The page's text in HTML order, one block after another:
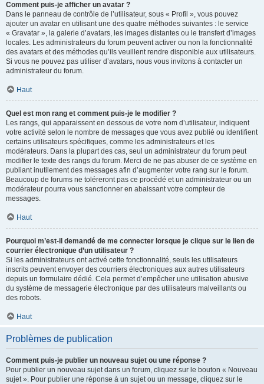
Comment puis-je afficher un avatar ?
Dans le panneau de contrôle de l’utilisateur, sous « Profil », vous pouvez
ajouter un avatar en utilisant une des quatre méthodes suivantes : le service
« Gravatar », la galerie d’avatars, les images distantes ou le transfert d’images
locales. Les administrateurs du forum peuvent activer ou non la fonctionnalité
des avatars et des méthodes qu’ils veuillent rendre disponible aux utilisateurs.
Si vous ne pouvez pas utiliser d’avatars, nous vous invitons à contacter un
administrateur du forum.
Haut
Quel est mon rang et comment puis-je le modifier ?
Les rangs, qui apparaissent en dessous de votre nom d’utilisateur, indiquent
votre activité selon le nombre de messages que vous avez publié ou identifient
certains utilisateurs spécifiques, comme les administrateurs et les
modérateurs. Dans la plupart des cas, seul un administrateur du forum peut
modifier le texte des rangs du forum. Merci de ne pas abuser de ce système en
publiant inutilement des messages afin d’augmenter votre rang sur le forum.
Beaucoup de forums ne toléreront pas ce procédé et un administrateur ou un
modérateur pourra vous sanctionner en abaissant votre compteur de
messages.
Haut
Pourquoi m’est-il demandé de me connecter lorsque je clique sur le lien de
courrier électronique d’un utilisateur ?
Si les administrateurs ont activé cette fonctionnalité, seuls les utilisateurs
inscrits peuvent envoyer des courriers électroniques aux autres utilisateurs
depuis un formulaire dédié. Cela permet d’empêcher une utilisation abusive
du système de messagerie électronique par des utilisateurs malveillants ou
des robots.
Haut
Problèmes de publication
Comment puis-je publier un nouveau sujet ou une réponse ?
Pour publier un nouveau sujet dans un forum, cliquez sur le bouton « Nouveau
sujet ». Pour publier une réponse à un sujet ou un message, cliquez sur le